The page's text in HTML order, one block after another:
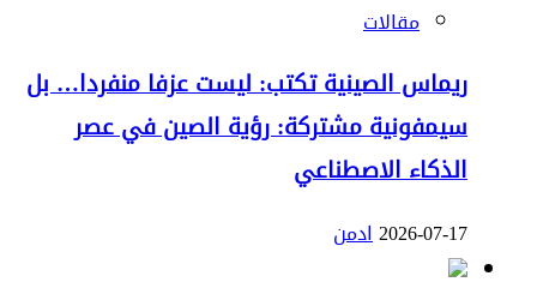
مقالات
ريماس الصينية تكتب: ليست عزفا منفردا… بل
سيمفونية مشتركة: رؤية الصين في عصر
الذكاء الاصطناعي
2026-07-17ادمن